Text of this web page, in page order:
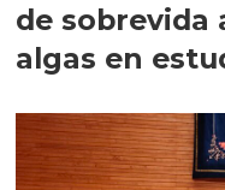
de sobrevida
algas en